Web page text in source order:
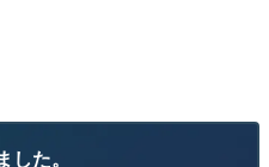
た。